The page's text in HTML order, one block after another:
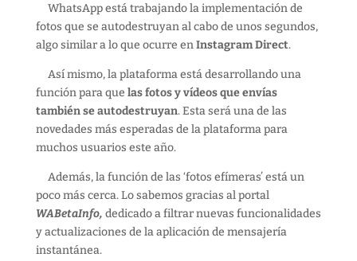
WhatsApp está trabajando la implementación de
fotos que se autodestruyan al cabo de unos segundos,
algo similar a lo que ocurre enInstagram Direct.
Así mismo, la plataforma está desarrollando una
función para que las fotos y vídeos que envías
también se autodestruyan. Esta será una de las
novedades más esperadas de la plataforma para
muchos usuarios este año.
Además, la función de las ‘fotos efímeras’ está un
poco más cerca. Lo sabemos gracias al portal
WABetaInfo, dedicado a filtrar nuevas funcionalidades
y actualizaciones de la aplicación de mensajería
instantánea.